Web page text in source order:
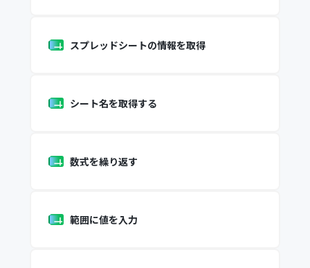
スプレッドシートの情報を取得
シート名を取得する
数式を繰り返す
範囲に値を入力